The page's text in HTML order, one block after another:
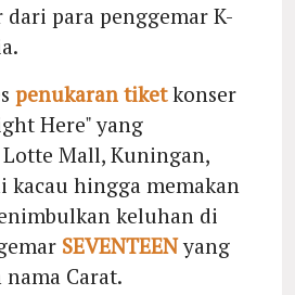
dari para penggemar K-
penukaran tiketkonser
Here" yang
Mall, Kuningan,
kacau hingga memakan
keluhan di
SEVENTEENyang
Carat.